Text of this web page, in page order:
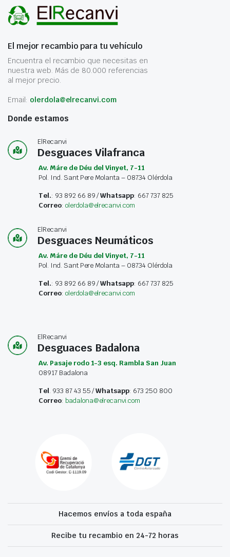
El mejor recambio para tu vehículo
Encuentra el recambio que necesitas en
nuestra web. Más de 80.000 referencias
al mejor precio.
Email: olerdola@elrecanvi.com
Donde estamos
ElRecanvi
Desguaces Vilafranca
Av. Máre de Déu del Vinyet, 7-11
Pol. Ind. Sant Pere Molanta – 08734 Olérdola
Tel.: 93 892 66 89 /Whatsapp: 667 737 825
Correo: olerdola@elrecanvi.com
ElRecanvi
Desguaces Neumáticos
Av. Máre de Déu del Vinyet, 7-11
Pol. Ind. Sant Pere Molanta – 08734 Olérdola
Tel.: 93 892 66 89 /Whatsapp: 667 737 825
Correo: olerdola@elrecanvi.com
ElRecanvi
Desguaces Badalona
Av. Pasaje rodo 1-3 esq. Rambla San Juan
08917 Badalona
Tel. 933 87 43 55 /Whatsapp: 673 250 800
Correo: badalona@elrecanvi.com
Hacemos envíos a toda españa
Recibe tu recambio en 24-72 horas